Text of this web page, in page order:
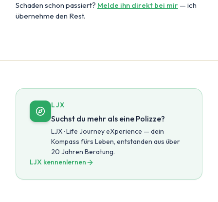
Schaden schon passiert? Melde ihn direkt bei mir — ich
übernehme den Rest.
LJX
Suchst du mehr als eine Polizze?
LJX · Life Journey eXperience — dein
Kompass fürs Leben, entstanden aus über
20 Jahren Beratung.
LJX kennenlernen